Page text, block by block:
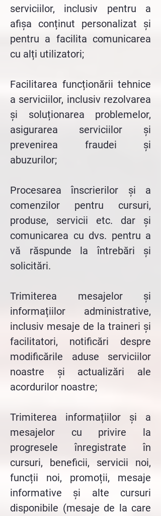
serviciilor, inclusiv pentru a
afișa conținut personalizat și
pentru a facilita comunicarea
cu alți utilizatori;
Facilitarea funcționării tehnice
a serviciilor, inclusiv rezolvarea
și soluționarea problemelor,
asigurarea serviciilor și
prevenirea fraudei și
abuzurilor;
Procesarea înscrierilor și a
comenzilor pentru cursuri,
produse, servicii etc. dar și
comunicarea cu dvs. pentru a
vă răspunde la întrebări și
solicitări.
Trimiterea mesajelor și
informațiilor administrative,
inclusiv mesaje de la traineri și
facilitatori, notificări despre
modificările aduse serviciilor
noastre și actualizări ale
acordurilor noastre;
Trimiterea informațiilor și a
mesajelor cu privire la
progresele înregistrate în
cursuri, beneficii, servicii noi,
funcții noi, promoții, mesaje
informative și alte cursuri
disponibile (mesaje de la care